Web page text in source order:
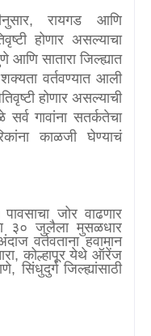
,रायगड आणि
होणार असल्याचा
आणि सातारा जिल्ह्यात
वर्तवण्यात आली
होणार असल्याची
गावांना सतर्कतेचा
काळजी घेण्याचं
जोर वाढणार
३० जुलैला मुसळधार
वर्तवताना हवामान
,कोल्हापूर येथे ऑरेंज
,सिंधुदुर्ग जिल्ह्यांसाठी